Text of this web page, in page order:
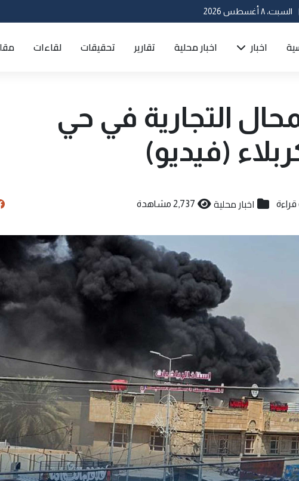
السبت، ٨ أغسطس 2026
اخبار اخبار محلية تقارير تحقيقات لقاءات
التجارية في حي
(فيديو)
اخبار محلية 2,737 مشاهدة